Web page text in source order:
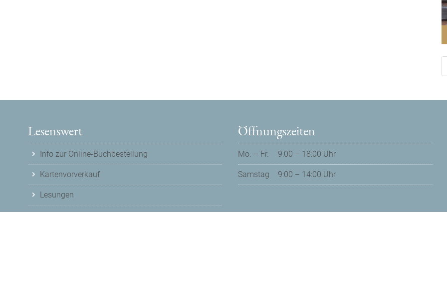
Lesenswert
Info zur Online-Buchbestellung
Kartenvorverkauf
Lesungen
Öffnungszeiten
Mo. – Fr. 9:00 – 18:00 Uhr
Samstag 9:00 – 14:00 Uhr